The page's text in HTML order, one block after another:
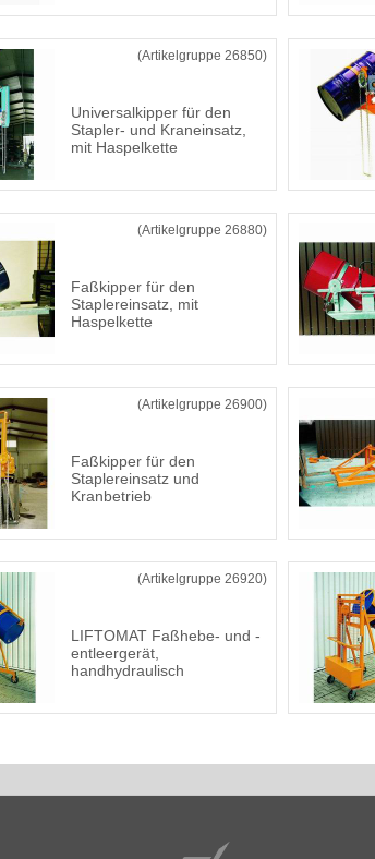
(Artikelgruppe 26850)
Universalkipper für den
Stapler- und Kraneinsatz,
mit Haspelkette
(Artikelgruppe 26880)
Faßkipper für den
Staplereinsatz, mit
Haspelkette
(Artikelgruppe 26900)
Faßkipper für den
Staplereinsatz und
Kranbetrieb
(Artikelgruppe 26920)
LIFTOMAT Faßhebe- und -
entleergerät,
handhydraulisch